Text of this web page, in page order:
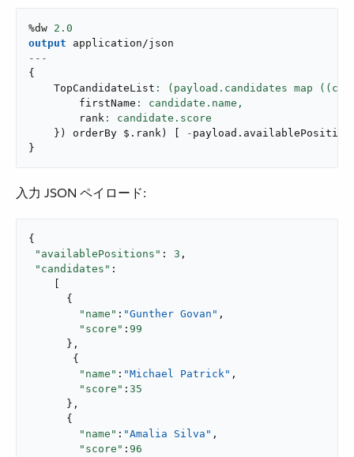
%dw 2.0
output
application/json
---
{
    TopCandidateList
        firstName
: candidate.name,
        rank
} ) orderBy $ . rank ) - payload .
}
入力 JSON ペイロード:
{
"availablePositions" : 3 ,
"candidates" :
      {
"name" : "Gunther Govan" ,
"score" : 99
      },
       {
"name" : "Michael Patrick" ,
"score" : 35
      },
      {
"name" : "Amalia Silva" ,
"score" : 96